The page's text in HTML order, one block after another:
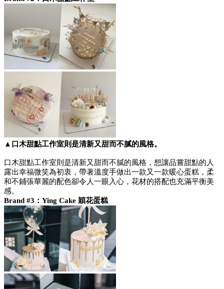
▲口木甜點工作室則是清新又甜而不膩的風格。
口木甜點工作室則是清新又甜而不膩的風格，想讓品嘗甜點的人
露出幸福微笑為初衷，帶著溫度手做出一款又一款暖心蛋糕，柔
和不鋪張華麗的配色卻令人一眼入心，花材的搭配也充滿平衡美
感。
Brand #3：Ying Cake 穎花蛋糕